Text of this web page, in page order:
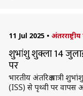
11 Jul 2025 •
शुभांशु शुक्ला 14
पर
भारतीय अंतरिक्ष यात्री
(ISS) से पृथ्वी पर